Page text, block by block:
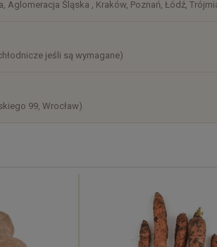
Aglomeracja Śląska , Kraków, Poznań, Łódź,
jeśli są wymagane)
99, Wrocław)